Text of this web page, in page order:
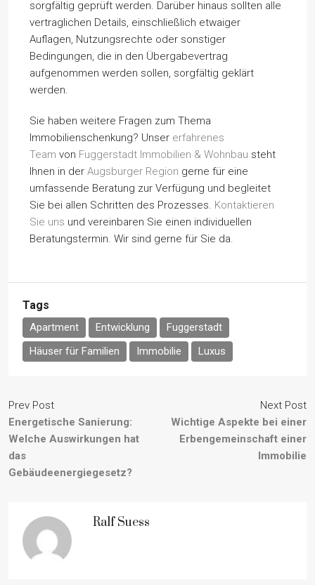
sorgfältig geprüft werden. Darüber hinaus sollten alle
vertraglichen Details, einschließlich etwaiger
Auflagen, Nutzungsrechte oder sonstiger
Bedingungen, die in den Übergabevertrag
aufgenommen werden sollen, sorgfältig geklärt
werden.
Sie haben weitere Fragen zum Thema
Immobilienschenkung? Unser erfahrenes
Team von Fuggerstadt Immobilien & Wohnbau steht
Ihnen in der Augsburger Region gerne für eine
umfassende Beratung zur Verfügung und begleitet
Sie bei allen Schritten des Prozesses. Kontaktieren
Sie uns und vereinbaren Sie einen individuellen
Beratungstermin. Wir sind gerne für Sie da.
Tags
Apartment Entwicklung
Fuggerstadt
Häuser für Familien
Immobilie Luxus
Prev Post
Energetische Sanierung:
Welche Auswirkungen hat
das
Gebäudeenergiegesetz?
Next Post
Wichtige Aspekte bei einer
Erbengemeinschaft einer
Immobilie
Ralf Suess